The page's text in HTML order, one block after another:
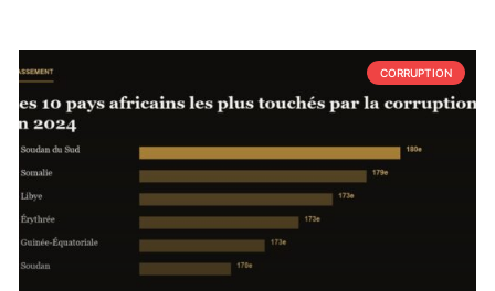
CORRUPTION